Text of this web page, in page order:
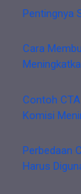
Pentingnya
Cara
Contoh
Komisi
Perbedaan
Harus